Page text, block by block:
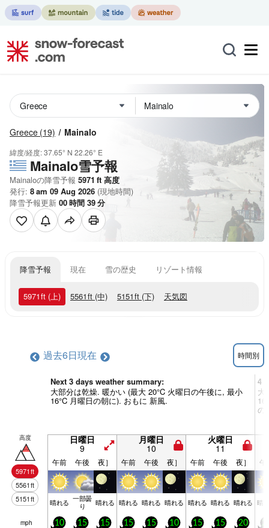
Greece (19) Mainalo
緯度/経度:37.65° N 22.26° E
Mainalo雪予報
Mainaloの降雪予報 5971 ft 高度
発行: 8 am 09 Aug 2026 (現地時間)
降雪予報更新 00時間 39分
降雪予報 現在 雪の歴史 リゾート情報
5971ft (上) 5561ft (中) 5151ft (下) 天気図
過去6日現在 時間別
Next 3 days weather summary:
大部分は乾燥. 暖かい (最大 20°C 火曜日の午後に, 最小
16°C 月曜日の朝に). おもに 新風.
4 -
大
の
高度
5971ft
5561ft
5151ft
日曜日
9
月曜日
10
火曜日
11
午前 午後 夜］ 午前 午後 夜］ 午前 午後 夜］ 午
晴れる 一部曇
り 晴れる 晴れる 晴れる 晴れる 晴れる 晴れる 晴れる 晴
mph 10 15 15 15 15 10 15 15 20